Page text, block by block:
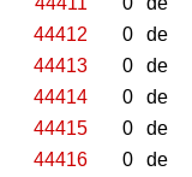
44412
0 de
44413
0 de
44414
0 de
44415
0 de
44416
0 de